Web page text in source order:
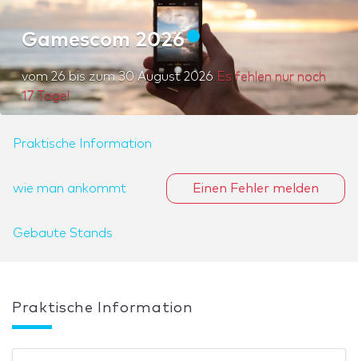
Gamescom 2026
vom26 bis zum30 August 2026 Es fehlen nur noch
17 Tage!
Praktische Information
wie man ankommt
Gebaute Stands
Einen Fehler melden
Praktische Information